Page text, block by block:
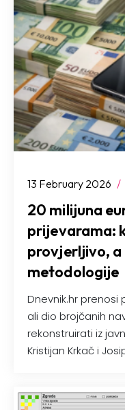
13 February 2026 /
20 milijuna
prijevarama:
provjerljivo,
metodologije
Dnevnik.hr prenosi
ali dio brojčanih
rekonstruirati iz
Kristijan Krkač i